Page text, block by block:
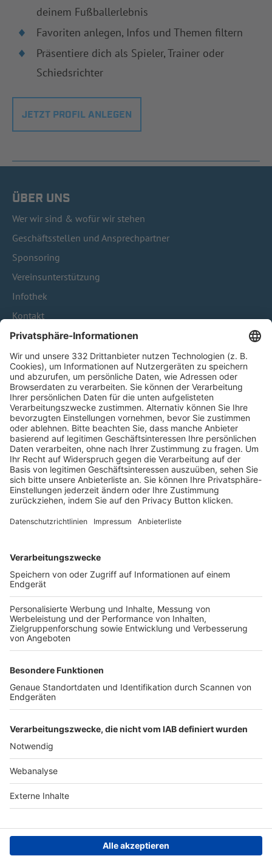
deinem Fußballerlebnis
Favoriten anlegen, Infos und Themen filtern
Präsentiere dich als Spieler, Trainer oder
Schiedsrichter
JETZT PROFIL ANLEGEN
ÜBER UNS
Wer wir sind & wofür wir stehen
Geschäftsstellen und Ansprechpartner
Sponsoring
Vereinsunterstützung
Infothek
Kontakt
HÄUFIG BESUCHTE SEITEN
Pässe und Vereinswechsel
Trainerausbildung
Schulungsangebot Vereinsmitarbeiter
BFV-Geschäftsstellen
Trainerbörse
Login SpielPlus
FOLGE DEM BFV
TOP-VEREINE
TOP-PARTNER
Nutzungsbedingungen Datenschutz Impressum